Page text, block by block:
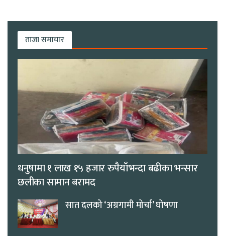
ताजा समाचार
धनुषामा १ लाख १५ हजार रुपैयाँभन्दा बढीका भन्सार
छलीका सामान बरामद
सात दलको ‘अग्रगामी मोर्चा’ घोषणा